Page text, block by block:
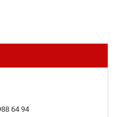
64 94